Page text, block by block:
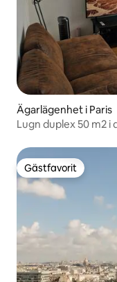
Ägarlägenhet i Paris
Lugn duplex 50 m2 i
Gästfavorit
Gästfavorit